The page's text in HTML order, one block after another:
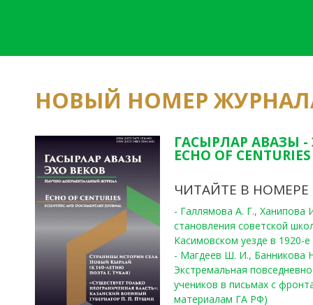
НОВЫЙ НОМЕР
ГАСЫРЛАР АВАЗЫ -
ECHO OF
ЧИТАЙТЕ В НОМЕРЕ
- Галлямова А. Г.,
становления советской
Касимовском уезде в 1920-е
- Магдеев Ш. И., Банникова
Экстремальная
учеников в письмах с
материалам ГА РФ)